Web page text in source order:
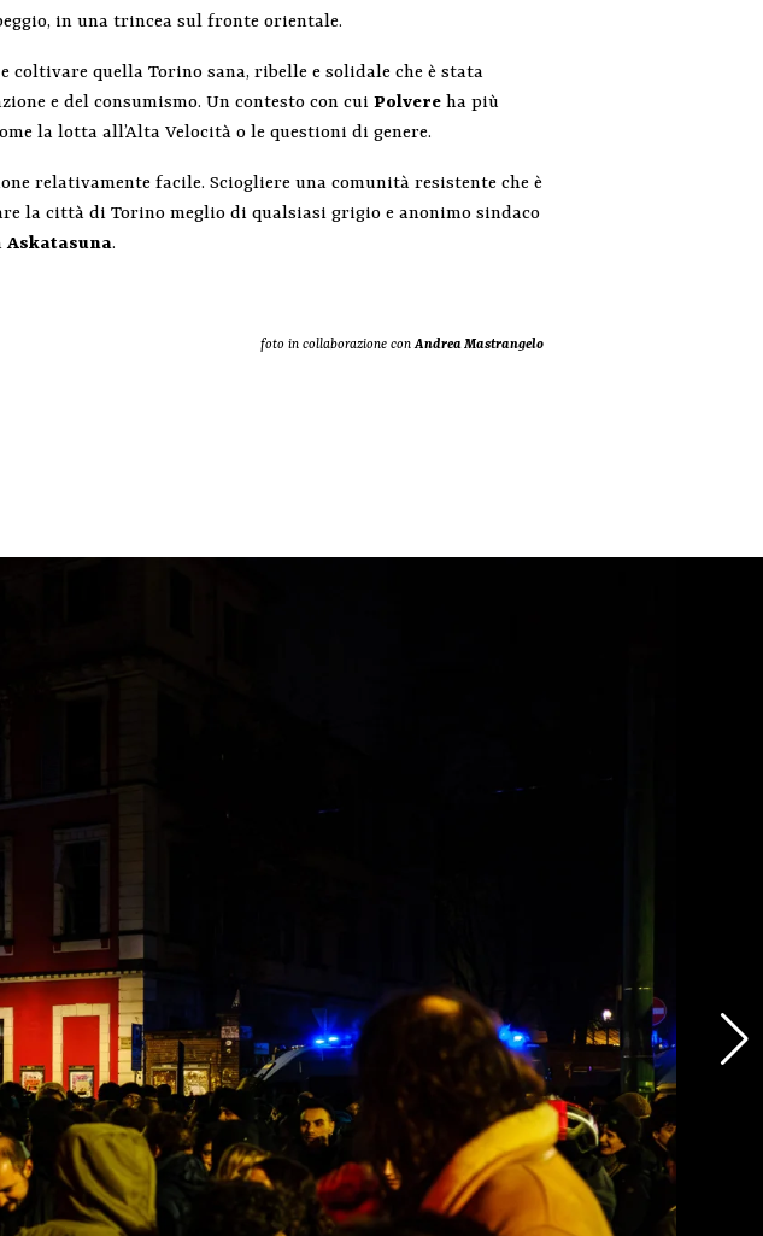
in una trincea sul fronte orientale.
coltivare quella Torino sana, ribelle e solidale che è stata
e del consumismo. Un contesto con cuiPolvere ha più
la lotta all’Alta Velocità o le questioni di genere.
relativamente facile. Sciogliere una comunità resistente che è
la città di Torino meglio di qualsiasi grigio e anonimo sindaco
Askatasuna.
foto in collaborazione conAndrea Mastrangelo